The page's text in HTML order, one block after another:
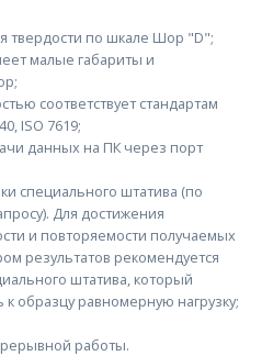
твердости по шкале Шор "D";
малые габариты и
соответствует стандартам
ISO 7619;
данных на ПК через порт
специального штатива (по
Для достижения
и повторяемости получаемых
результатов рекомендуется
штатива, который
к образцу равномерную нагрузку;
работы.